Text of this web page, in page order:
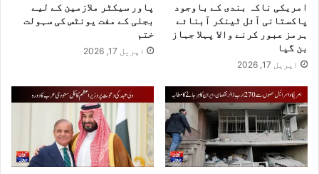
امریکی ناکہ بندی کے باوجود
پاکستانی آئل ٹینکر آبنائے
ہرمز عبور کرنے والا پہلا جہاز
بن گیا
اپریل 17, 2026
پاور سیکٹر ملازمین کے لیے
بجلی کے مفت یونٹس کی سہولت
ختم
اپریل 17, 2026